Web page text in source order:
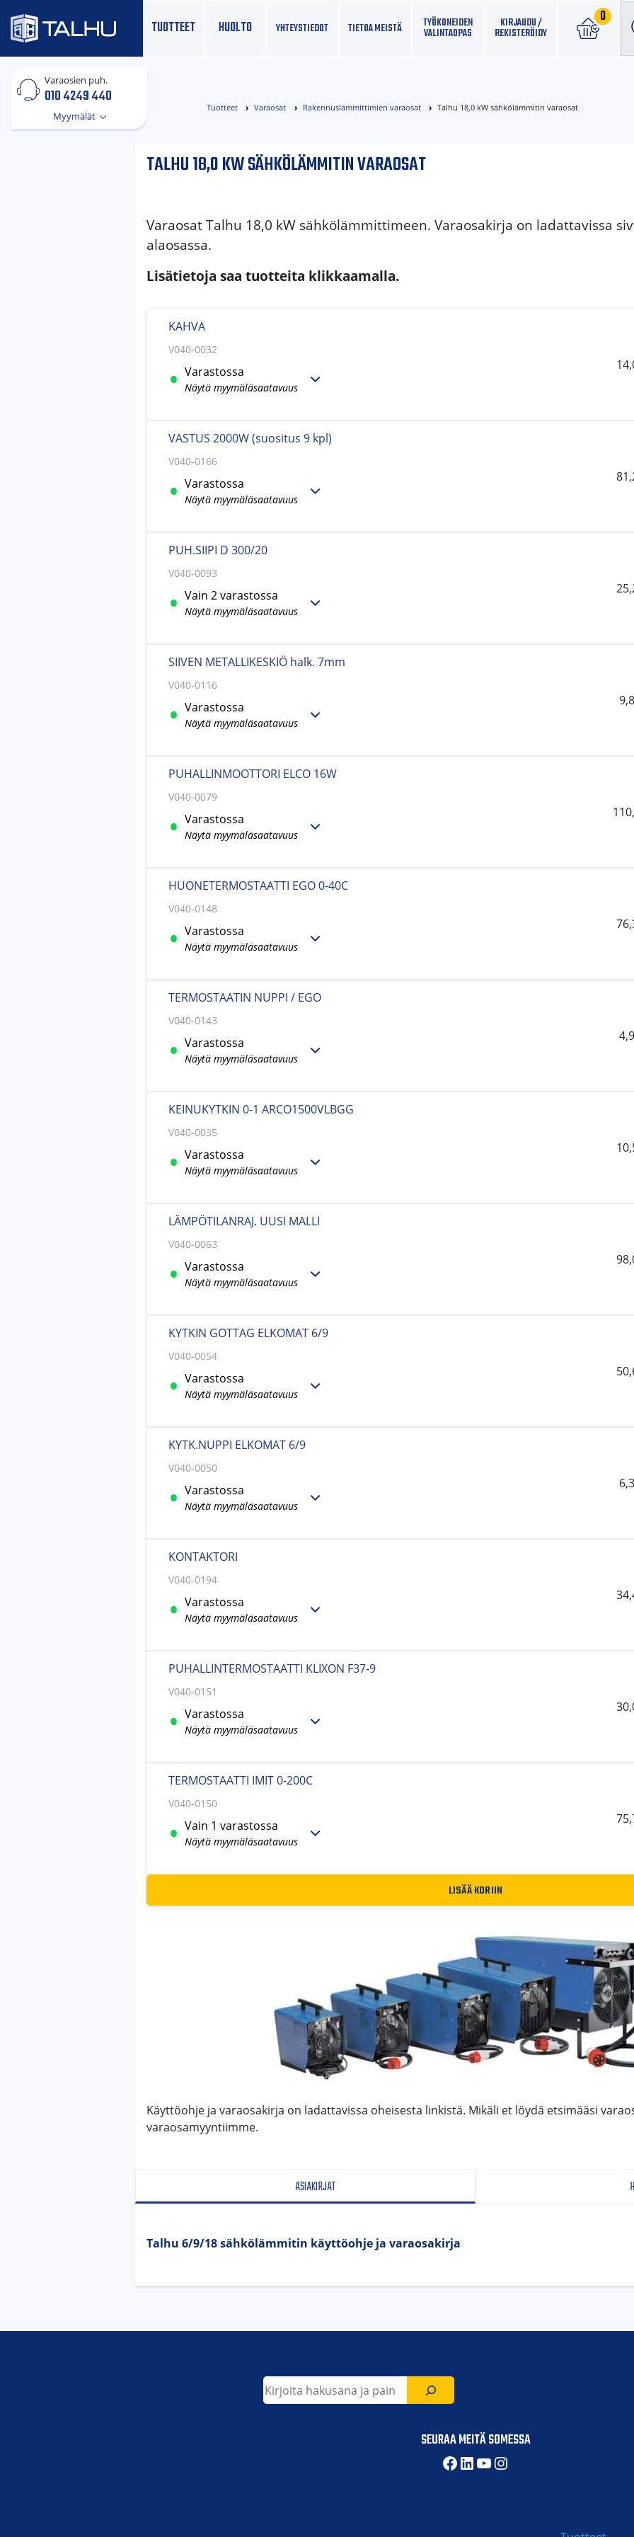
TUOTTEET HUOLTO
0
YHTEYS­TIEDOT TIETOA MEISTÄ TYÖKONEIDEN
VALINTAOPAS
KIRJAUDU /
REKISTERÖIDY
Varaosien puh.
010 4249 440
Myymälät
Tuotteet Varaosat Rakennuslämmittimien varaosat Talhu 18,0 kW sähkölämmitin varaosat
TALHU 18,0 KW SÄHKÖLÄMMITIN VARAOSAT
Varaosat Talhu 18,0 kW sähkölämmittimeen. Varaosakirja on ladattavissa
alaosassa.
Lisätietoja saa tuotteita klikkaamalla.
KAHVA
V040-0032
Varastossa
Näytä myymäläsaatavuus
VASTUS 2000W (suositus 9 kpl)
V040-0166
Varastossa
Näytä myymäläsaatavuus
PUH.SIIPI D 300/20
V040-0093
Vain 2 varastossa
Näytä myymäläsaatavuus
SIIVEN METALLIKESKIÖ halk. 7mm
V040-0116
Varastossa
Näytä myymäläsaatavuus
PUHALLINMOOTTORI ELCO 16W
V040-0079
Varastossa
Näytä myymäläsaatavuus
HUONETERMOSTAATTI EGO 0-40C
V040-0148
Varastossa
Näytä myymäläsaatavuus
TERMOSTAATIN NUPPI / EGO
V040-0143
Varastossa
Näytä myymäläsaatavuus
KEINUKYTKIN 0-1 ARCO1500VLBGG
V040-0035
Varastossa
Näytä myymäläsaatavuus
LÄMPÖTILANRAJ. UUSI MALLI
V040-0063
Varastossa
Näytä myymäläsaatavuus
KYTKIN GOTTAG ELKOMAT 6/9
V040-0054
Varastossa
Näytä myymäläsaatavuus
KYTK.NUPPI ELKOMAT 6/9
V040-0050
Varastossa
Näytä myymäläsaatavuus
KONTAKTORI
V040-0194
Varastossa
Näytä myymäläsaatavuus
PUHALLINTERMOSTAATTI KLIXON F37-9
V040-0151
Varastossa
Näytä myymäläsaatavuus
TERMOSTAATTI IMIT 0-200C
V040-0150
Vain 1 varastossa
Näytä myymäläsaatavuus
LISÄÄ KORIIN
ASIAKIRJAT
Talhu 6/9/18 sähkölämmitin käyttöohje ja varaosakirja
Käyttöohje ja varaosakirja on ladattavissa oheisesta linkistä. Mikäli et löydä etsimääsi
varaosamyyntiimme.
SEURAA MEITÄ SOMESSA
Facebook
LinkedIn
YouTube
Instagram